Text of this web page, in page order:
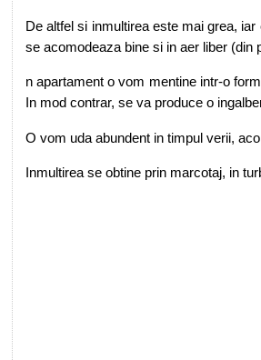
De altfel si inmultirea este mai grea,
se acomodeaza bine si in aer liber (din
n apartament o vom mentine intr-o
In mod contrar, se va produce o
O vom uda abundent in timpul verii,
Inmultirea se obtine prin marcotaj, in